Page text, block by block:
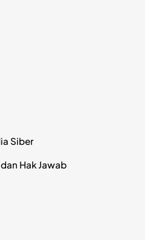
Siber
Hak Jawab